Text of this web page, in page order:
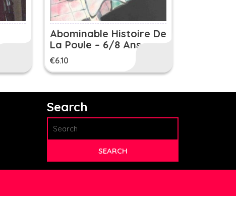
Abominable Histoire De
La Poule – 6/8 Ans
€6.10
Search